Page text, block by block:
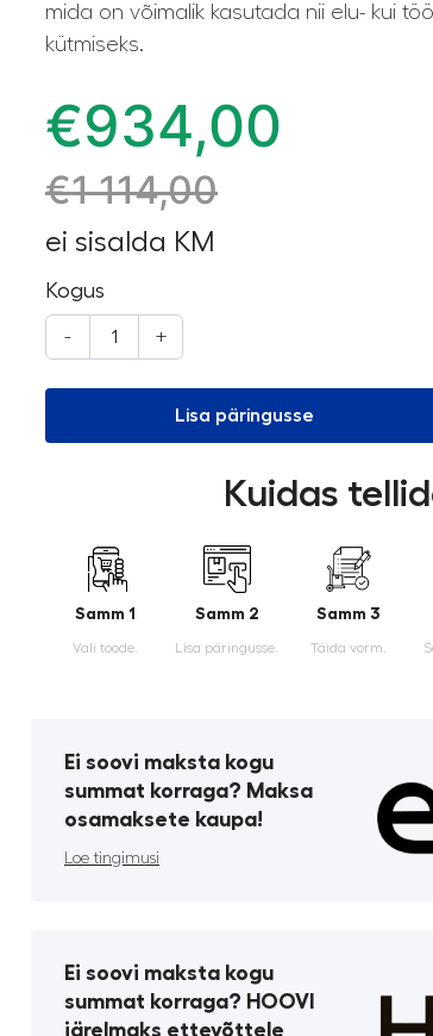
mida on võimalik kasutada nii elu- kui
kütmiseks.
€934,00
€1 114,00
ei sisalda KM
Kogus
- +
Lisa päringusse
Kuidas
Samm 1
Vali toode.
Samm 2
Lisa päringusse.
Samm 3
Täida vorm.
Ei soovi maksta kogu
summat korraga? Maksa
osamaksete kaupa!
Loe tingimusi
Ei soovi maksta kogu
summat korraga? HOOVI
järelmaks ettevõttele